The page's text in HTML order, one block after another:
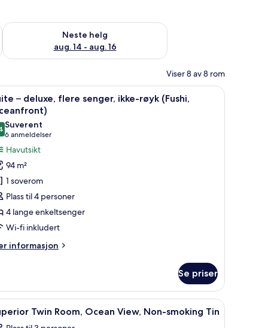
7 - aug. 9
Neste helg
aug. 14 - aug. 16
Sjekk tilgjengelighet for neste helg, aug. 14 - aug. 16
Viser 8 av 8 rom
og sengetøy
Oceanfront, King) | Minibar, safe på rommet, wi-fi (inkludert) og
Suite – deluxe, flere senger, ikke-røyk
10 – deluxe, flere senger, ikke-røyk (Fushi,
av 10
Suverent
6 anmeldelser
(6
anmeldelser)
Havutsikt
94 m²
1 soverom
Plass til 4 personer
4 lange enkeltsenger
Wi-fi inkludert
informasjon
Se priser
og sengetøy Spiseområde | Frokost og middag serveres
1 Twin Room, Ocean View, Non-smoking Tin